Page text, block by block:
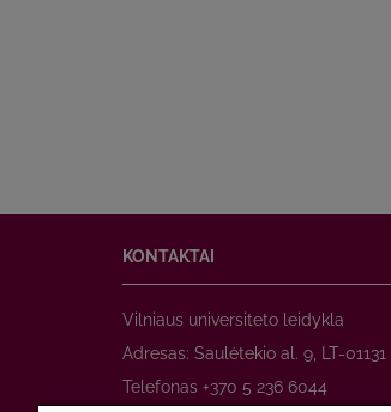
KONTAKTAI
Vilniaus universiteto leidykla
Adresas: Saulėtekio al. 9, LT-
Telefonas +370 5 236 6044